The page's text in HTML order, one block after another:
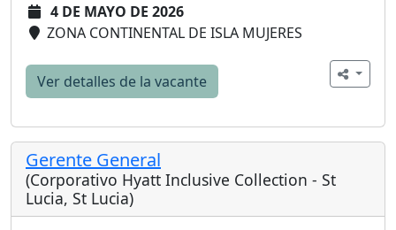
4 DE MAYO DE 2026
ZONA CONTINENTAL DE ISLA MUJERES
Ver detalles de la vacante
Gerente General
(Corporativo Hyatt Inclusive Collection - St
Lucia, St Lucia)